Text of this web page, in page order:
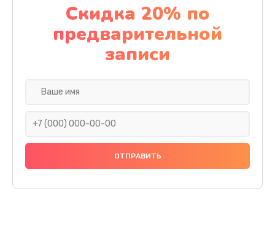
Скидка 20% по
предварительной
записи